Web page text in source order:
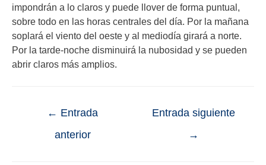
impondrán a lo claros y puede llover de forma puntual,
sobre todo en las horas centrales del día. Por la mañana
soplará el viento del oeste y al mediodía girará a norte.
Por la tarde-noche disminuirá la nubosidad y se pueden
abrir claros más amplios.
← Entrada
anterior
Entrada siguiente
→